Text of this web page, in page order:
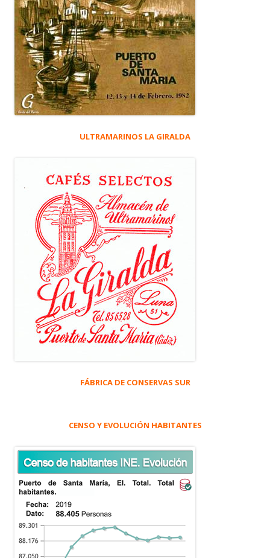
ULTRAMARINOS LA GIRALDA
FÁBRICA DE CONSERVAS SUR
CENSO Y EVOLUCIÓN HABITANTES